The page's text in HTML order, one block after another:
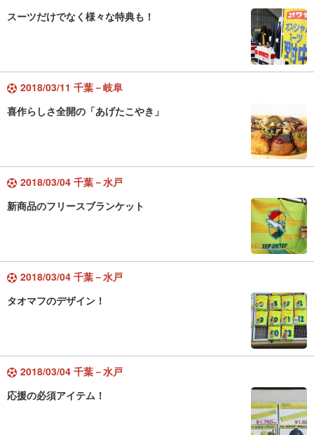
スーツだけでなく様々な特典も！
2018/03/11 千葉－岐阜
喜作らしさ全開の「あげたこやき」
2018/03/04 千葉－水戸
新商品のフリースブランケット
2018/03/04 千葉－水戸
タオマフのデザイン！
2018/03/04 千葉－水戸
応援の必須アイテム！